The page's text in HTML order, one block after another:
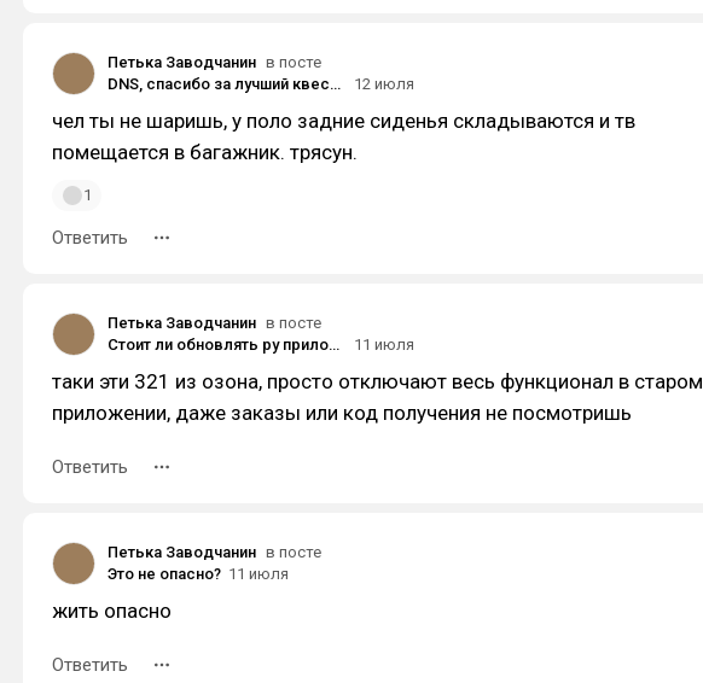
Петька Заводчанин в посте
DNS, спасибо за лучший квест 2026 года. Или как я заплатил 3000 рублей, чтобы посмотреть, как телевизор 75" пытаются отправить на Polo.
12 июля
чел ты не шаришь, у поло задние сиденья складываются и тв
помещается в багажник. трясун.
1
Ответить
Петька Заводчанин в посте
Стоит ли обновлять ру приложения? Слышал где-то что якобы с обновлением в них что-то добавляют теперь для сбора данных как в том же Максимке
11 июля
таки эти 321 из озона, просто отключают весь функционал в старом
приложении, даже заказы или код получения не посмотришь
Ответить
Петька Заводчанин в посте
Это не опасно? 11 июля
жить опасно
Ответить